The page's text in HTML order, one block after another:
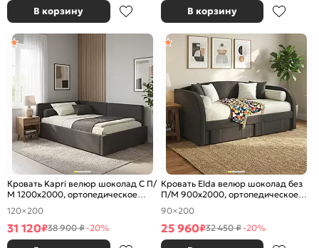
В корзину В корзину
Кровать Kapri велюр шоколад С П/
М 1200x2000, ортопедическое
основание, изголовье мягкое
120×200
31 120₽38 900 ₽-20%
Кровать Elda велюр шоколад без
П/М 900x2000, ортопедическое
основание, изголовье мягкое
90×200
25 960₽32 450 ₽-20%